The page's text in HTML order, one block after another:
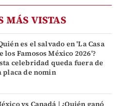
MÁS VISTAS
es el salvado en 'La Casa
los Famosos México 2026'?
celebridad queda fuera de
placa de nomin